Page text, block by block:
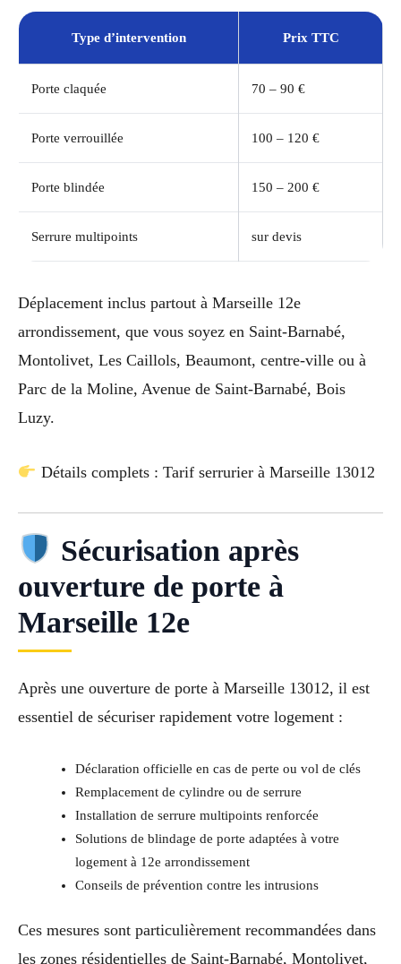
Type d’intervention Prix TTC
Porte claquée 70 – 90 €
Porte verrouillée 100 – 120 €
Porte blindée 150 – 200 €
Serrure multipoints sur devis
Déplacement inclus partout à Marseille 12e
arrondissement, que vous soyez en Saint-Barnabé,
Montolivet, Les Caillols, Beaumont, centre-ville ou à
Parc de la Moline, Avenue de Saint-Barnabé, Bois
Luzy.
Détails complets : Tarif serrurier à Marseille 13012
Sécurisation après
ouverture de porte à
Marseille 12e
Après une ouverture de porte à Marseille 13012, il est
essentiel de sécuriser rapidement votre logement :
Déclaration officielle en cas de perte ou vol de clés
Remplacement de cylindre ou de serrure
Installation de serrure multipoints renforcée
Solutions de blindage de porte adaptées à votre
logement à 12e arrondissement
Conseils de prévention contre les intrusions
Ces mesures sont particulièrement recommandées dans
les zones résidentielles de Saint-Barnabé, Montolivet,